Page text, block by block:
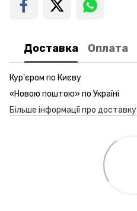
Доставка Оплата
Кур'єром по Києву
«Новою поштою» по Україні
Більше інформації про доставку